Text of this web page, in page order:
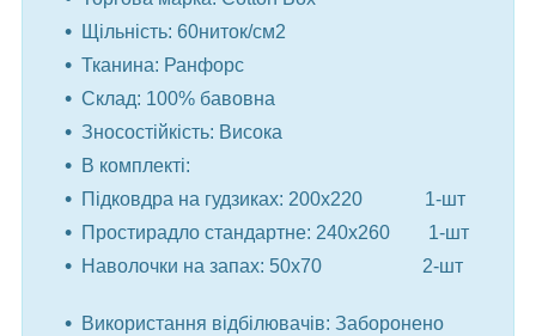
Щільність: 60ниток/см2
Тканина: Ранфорс
Склад: 100% бавовна
Зносостійкість: Висока
В комплекті:
Підковдра на гудзиках: 200x220 1-шт
Простирадло стандартне: 240x260 1-шт
Наволочки на запах: 50x70 2-шт
Використання відбілювачів: Заборонено